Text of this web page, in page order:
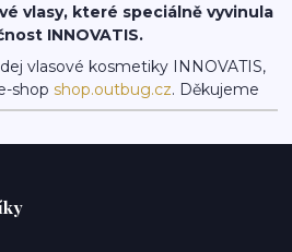
vlasy, které speciálně vyvinula
INNOVATIS.
vlasové kosmetiky INNOVATIS,
shop shop.outbug.cz. Děkujeme